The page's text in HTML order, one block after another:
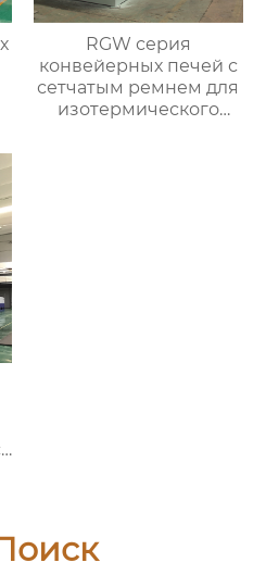
RGW серия
конвейерных печей с
сетчатым ремнем для
изотермического